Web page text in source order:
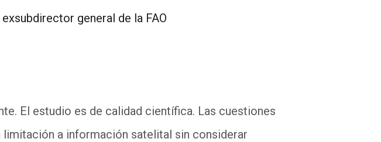
general de la FAO
El estudio es de calidad científica. Las cuestiones
a información satelital sin considerar